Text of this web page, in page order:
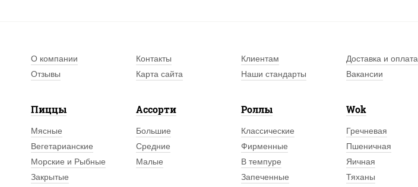
О компании Контакты Клиентам Доставка и оплата
Отзывы
Карта сайта Наши стандарты Вакансии
Пиццы
Мясные
Вегетарианские
Морские и Рыбные
Закрытые
Ассорти
Большие
Средние
Малые
Роллы
Классические
Фирменные
В темпуре
Запеченные
Wok
Гречневая
Пшеничная
Яичная
Тяханы